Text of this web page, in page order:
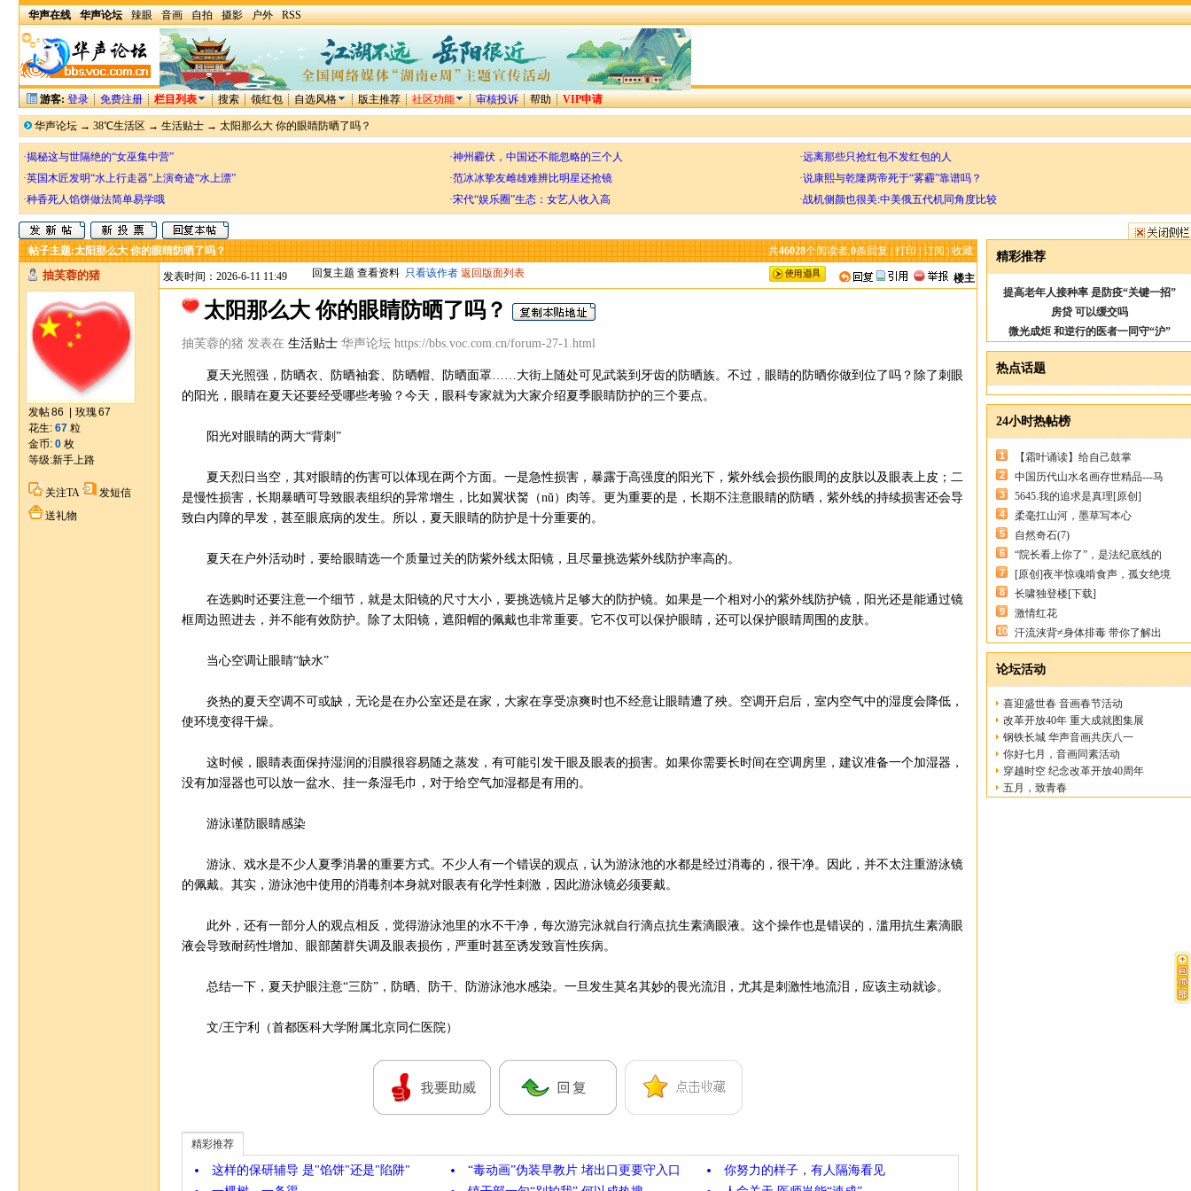
华声在线 华声论坛 辣眼 音画 自拍 摄影 户外 RSS
游客: 登录 免费注册 栏目列表 搜索 领红包 自选风格 版主推荐 社区功能 审核投诉 帮助 VIP申请
华声论坛→ 38℃生活区 → 生活贴士→ 太阳那么大 你的眼睛防晒了吗？
·揭秘这与世隔绝的“女巫集中营” ·神州霾伏，中国还不能忽略的三个人
·远离那些只抢红包不发红包的人
·英国木匠发明“水上行走器”上演奇迹“水上漂”
·范冰冰挚友雌雄难辨比明星还抢镜
·说康熙与乾隆两帝死于“雾霾”靠谱吗？
·种香死人馅饼做法简单易学哦
·宋代“娱乐圈”生态：女艺人收入高 ·战机侧颜也很美:中美俄五代机同角度比较
帖子主题:太阳那么大 你的眼睛防晒了吗？ 共46028个阅读者,0条回复 |打印|订阅|收藏
抽芙蓉的猪
发帖86 玫瑰67
花生: 67粒
金币: 0枚
等级:新手上路
关注TA
发短信
送礼物
发表时间：2026-6-11 11:49 楼主
回复主题 查看资料 只看该作者 返回版面列表
太阳那么大 你的眼睛防晒了吗？
抽芙蓉的猪 发表在 生活贴士 华声论坛 https://bbs.voc.com.cn/forum-27-1.html
夏天光照强，防晒衣、防晒袖套、防晒帽、防晒面罩……大街上随处可见武装到牙齿的防晒族。不过，眼睛的防晒你做到位了吗？除了刺眼
的阳光，眼睛在夏天还要经受哪些考验？今天，眼科专家就为大家介绍夏季眼睛防护的三个要点。
阳光对眼睛的两大“背刺”
夏天烈日当空，其对眼睛的伤害可以体现在两个方面。一是急性损害，暴露于高强度的阳光下，紫外线会损伤眼周的皮肤以及眼表上皮；二
是慢性损害，长期暴晒可导致眼表组织的异常增生，比如翼状胬（nǔ）肉等。更为重要的是，长期不注意眼睛的防晒，紫外线的持续损害还会导
致白内障的早发，甚至眼底病的发生。所以，夏天眼睛的防护是十分重要的。
夏天在户外活动时，要给眼睛选一个质量过关的防紫外线太阳镜，且尽量挑选紫外线防护率高的。
在选购时还要注意一个细节，就是太阳镜的尺寸大小，要挑选镜片足够大的防护镜。如果是一个相对小的紫外线防护镜，阳光还是能通过镜
框周边照进去，并不能有效防护。除了太阳镜，遮阳帽的佩戴也非常重要。它不仅可以保护眼睛，还可以保护眼睛周围的皮肤。
当心空调让眼睛“缺水”
炎热的夏天空调不可或缺，无论是在办公室还是在家，大家在享受凉爽时也不经意让眼睛遭了殃。空调开启后，室内空气中的湿度会降低，
使环境变得干燥。
这时候，眼睛表面保持湿润的泪膜很容易随之蒸发，有可能引发干眼及眼表的损害。如果你需要长时间在空调房里，建议准备一个加湿器，
没有加湿器也可以放一盆水、挂一条湿毛巾，对于给空气加湿都是有用的。
游泳谨防眼睛感染
游泳、戏水是不少人夏季消暑的重要方式。不少人有一个错误的观点，认为游泳池的水都是经过消毒的，很干净。因此，并不太注重游泳镜
的佩戴。其实，游泳池中使用的消毒剂本身就对眼表有化学性刺激，因此游泳镜必须要戴。
此外，还有一部分人的观点相反，觉得游泳池里的水不干净，每次游完泳就自行滴点抗生素滴眼液。这个操作也是错误的，滥用抗生素滴眼
液会导致耐药性增加、眼部菌群失调及眼表损伤，严重时甚至诱发致盲性疾病。
总结一下，夏天护眼注意“三防”，防晒、防干、防游泳池水感染。一旦发生莫名其妙的畏光流泪，尤其是刺激性地流泪，应该主动就诊。
文/王宁利（首都医科大学附属北京同仁医院）
精彩推荐
这样的保研辅导 是"馅饼"还是"陷阱" “毒动画”伪装早教片 堵出口更要守入口
你努力的样子，有人隔海看见
精彩推荐
提高老年人接种率 是防疫“关键一招”
房贷 可以缓交吗
微光成炬 和逆行的医者一同守“沪”
热点话题
24小时热帖榜
1 【霜叶诵读】给自己鼓掌
2 中国历代山水名画存世精品---马
3 5645.我的追求是真理[原创]
4 柔毫扛山河，墨草写本心
5 自然奇石(7)
6 “院长看上你了”，是法纪底线的
7 [原创]夜半惊魂啃食声，孤女绝境
8 长啸独登楼[下载]
9 激情红花
10 汗流浃背≠身体排毒 带你了解出
论坛活动
喜迎盛世春 音画春节活动
改革开放40年 重大成就图集展
钢铁长城 华声音画共庆八一
你好七月，音画同素活动
穿越时空 纪念改革开放40周年
五月，致青春